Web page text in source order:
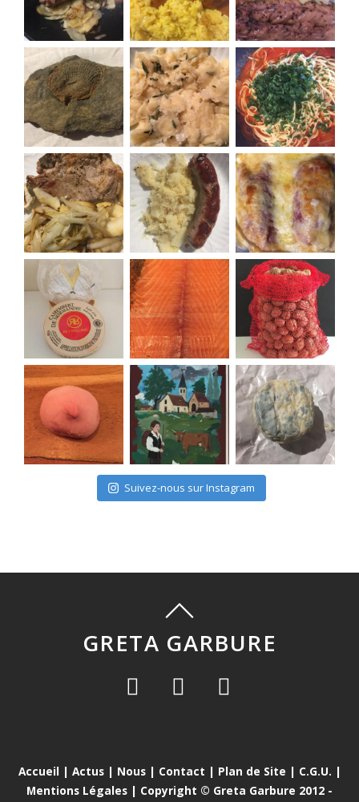
Suivez-nous sur Instagram
GRETA GARBURE
Accueil | Actus| Nous| Contact | Plan de Site | C.G.U. |
Mentions Légales | Copyright © Greta Garbure 2012 -